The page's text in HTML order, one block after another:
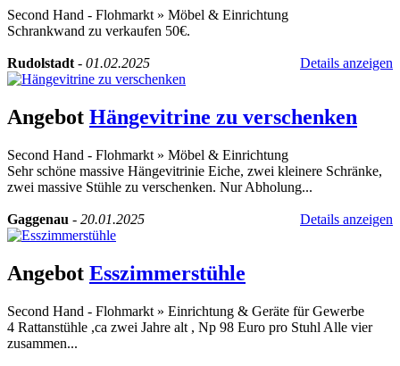
Second Hand - Flohmarkt » Möbel & Einrichtung
Schrankwand zu verkaufen 50€.
Rudolstadt - 01.02.2025 Details anzeigen
Angebot Hängevitrine zu verschenken
Second Hand - Flohmarkt » Möbel & Einrichtung
Sehr schöne massive Hängevitrinie Eiche, zwei kleinere Schränke,
zwei massive Stühle zu verschenken. Nur Abholung...
Gaggenau - 20.01.2025 Details anzeigen
Angebot Esszimmerstühle
Second Hand - Flohmarkt » Einrichtung & Geräte für Gewerbe
4 Rattanstühle ,ca zwei Jahre alt , Np 98 Euro pro Stuhl Alle vier
zusammen...